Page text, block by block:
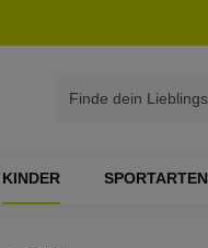
KINDER SPORTARTEN